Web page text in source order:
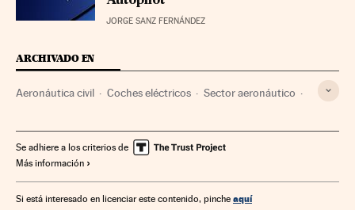
JORGE SANZ FERNÁNDEZ
ARCHIVADO EN
Aeronáutica civil Coches eléctricos Sector aeronáutico
Automoción Empresas Industria Economía
Se adhiere a los criterios de
Más información
Si está interesado en licenciar este contenido, pinche aquí